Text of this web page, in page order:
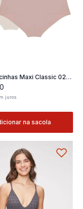
Maxi Classic 02 -
juros
na sacola